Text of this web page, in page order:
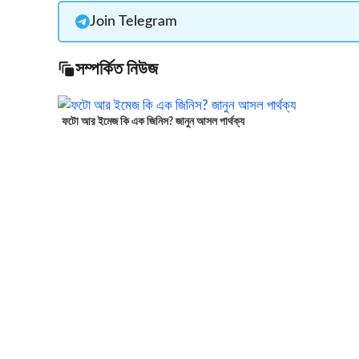
Join Telegram
সম্পর্কিত নিউজ
ফটো আর ইমেজ কি এক জিনিস? জানুন আসল পার্থক্য